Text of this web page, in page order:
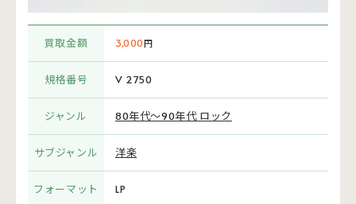
買取金額 3,000円
規格番号 V 2750
ジャンル 80年代～90年代 ロック
サブジャンル 洋楽
フォーマット LP